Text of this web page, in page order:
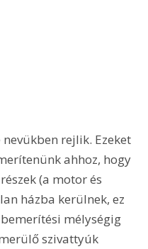
rejlik. Ezeket
ahhoz, hogy
(a motor és
házba kerülnek, ez
mélységig
szivattyúk